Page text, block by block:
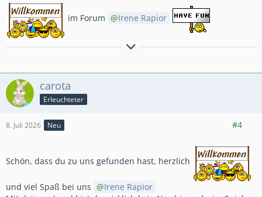
im Forum Irene Rapior
Liebe Grüße
carota
Erleuchteter
8. Juli 2026
Neu #4
Schön, dass du zu uns gefunden hast, herzlich
und viel Spaß bei uns
Irene Rapior